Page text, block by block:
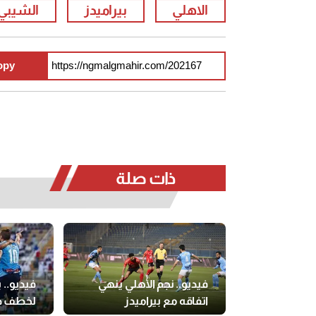
الاهلي بيراميدز
ذات صلة
فيديو.. نجم الأهلي ينهي
اتفاقه مع بيراميدز
فيديو..
لخطف